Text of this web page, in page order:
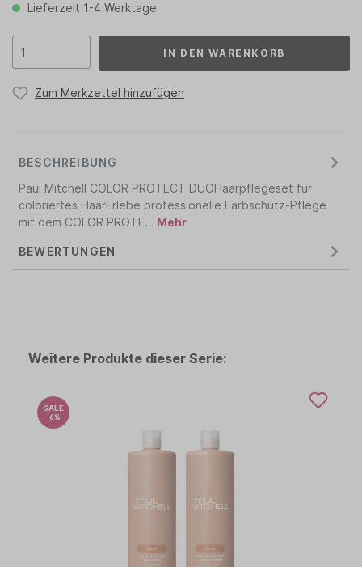
Lieferzeit 1-4 Werktage
IN DEN WARENKORB
Zum Merkzettel hinzufügen
BESCHREIBUNG
Paul Mitchell COLOR PROTECT DUOHaarpflegeset für
coloriertes HaarErlebe professionelle Farbschutz-Pflege
mit dem COLOR PROTE… Mehr
BEWERTUNGEN
Weitere Produkte dieser Serie:
SALE
-6%